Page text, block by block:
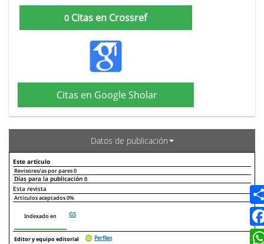
0 Citas en Crossref
Citas en Google Sholar
Datos de publicación
Este artículo
Revisores/as por pares0
Días para la publicación 0
Declaraciones de autoría
Esta revista
Artículos aceptados0%
Indexado en GS
Editor y equipo editorial Perfiles